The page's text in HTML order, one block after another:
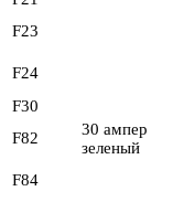
F23
F24
F30
F82
30 ампер
зеленый
F84